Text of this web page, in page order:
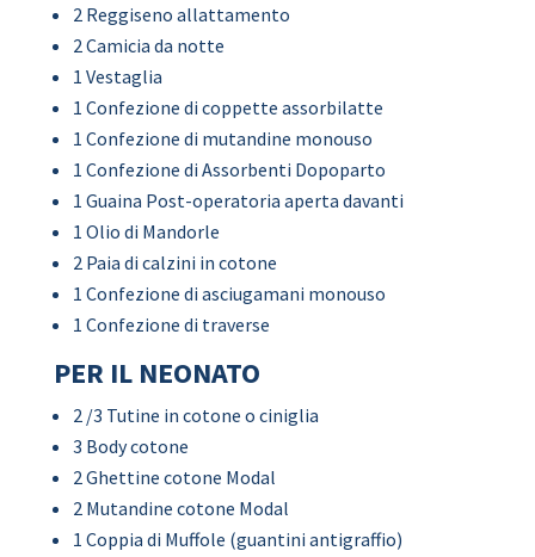
2 Reggiseno allattamento
2 Camicia da notte
1 Vestaglia
1 Confezione di coppette assorbilatte
1 Confezione di mutandine monouso
1 Confezione di Assorbenti Dopoparto
1 Guaina Post-operatoria aperta davanti
1 Olio di Mandorle
2 Paia di calzini in cotone
1 Confezione di asciugamani monouso
1 Confezione di traverse
PER IL NEONATO
2 /3 Tutine in cotone o ciniglia
3 Body cotone
2 Ghettine cotone Modal
2 Mutandine cotone Modal
1 Coppia di Muffole (guantini antigraffio)